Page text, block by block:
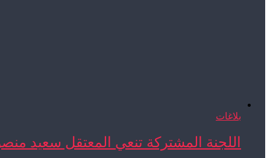
بلاغات
اللجنة المشتركة تنعي المعتقل سعيد